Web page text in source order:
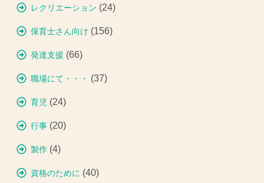
レクリエーション (24)
保育士さん向け (156)
発達支援 (66)
職場にて・・・ (37)
育児 (24)
行事 (20)
製作 (4)
資格のために (40)